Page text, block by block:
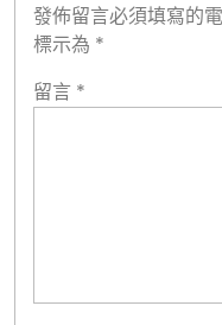
發佈留言必須填寫的
標示為 *
留言 *